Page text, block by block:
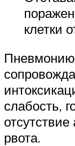
клетки
Пневмонию
слабость,
рвота.